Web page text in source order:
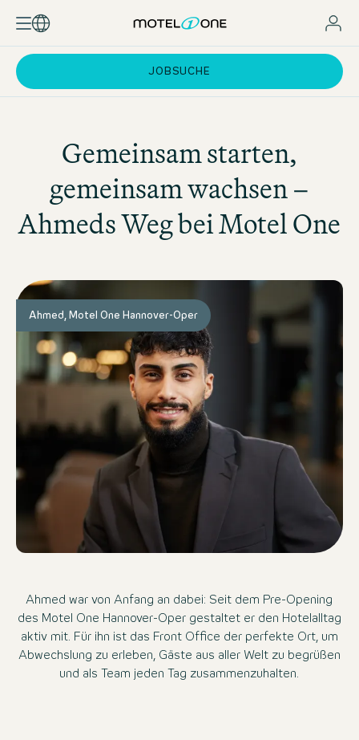
JOBSUCHE
Gemeinsam starten,
gemeinsam wachsen –
Ahmeds Weg beiMotel One
Ahmed, Motel One Hannover-Oper
Ahmed war von Anfang an dabei: Seit dem Pre-Opening
des Motel One Hannover-Oper gestaltet er den Hotelalltag
aktiv mit. Für ihn ist das Front Office der perfekte Ort, um
Abwechslung zu erleben, Gäste aus aller Welt zu begrüßen
und als Team jeden Tag zusammenzuhalten.